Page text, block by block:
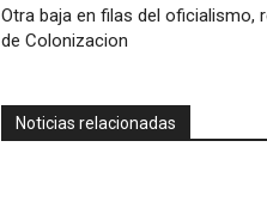
Otra baja en filas del oficialismo,
de Colonizacion
Noticias relacionadas